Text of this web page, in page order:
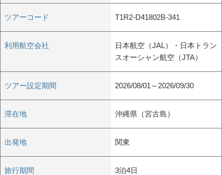
ツアーコード T1R2-D41802B-341
利用航空会社
日本航空（JAL）・日本トラン
スオーシャン航空（JTA）
ツアー設定期間 2026/08/01～2026/09/30
滞在地 沖縄県（宮古島）
出発地 関東
旅行期間 3泊4日